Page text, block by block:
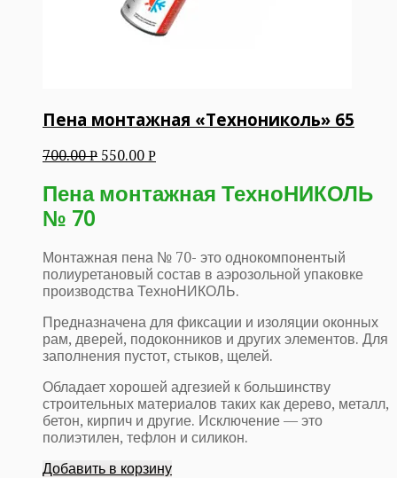
Пена монтажная «Технониколь» 65
700.00Р 550.00 Р
Пена монтажная ТехноНИКОЛЬ
№ 70
Монтажная пена № 70- это однокомпонентый
полиуретановый состав в аэрозольной упаковке
производства ТехноНИКОЛЬ.
Предназначена для фиксации и изоляции оконных
рам, дверей, подоконников и других элементов. Для
заполнения пустот, стыков, щелей.
Обладает хорошей адгезией к большинству
строительных материалов таких как дерево, металл,
бетон, кирпич и другие. Исключение — это
полиэтилен, тефлон и силикон.
Добавить в корзину